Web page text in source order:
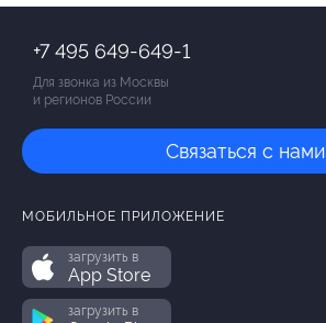
+7 495 649-649-1
Для звонка из Москвы
и регионов России
Связаться с нами
МОБИЛЬНОЕ ПРИЛОЖЕНИЕ
загрузить в
App Store
загрузить в